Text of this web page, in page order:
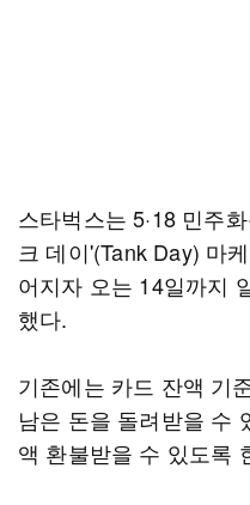
스타벅스는 5·18 민주
크 데이'(Tank Day) 마
어지자 오는 14일까지
했다.
기존에는 카드 잔액 기
남은 돈을 돌려받을 수
액 환불받을 수 있도록